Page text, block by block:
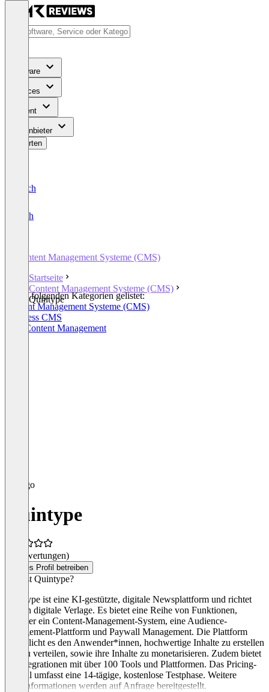
Software
Services
Content
Für Anbieter
Bewerten
Deutsch
English
Content Management Systeme (CMS)
Startseite
Content Management Systeme (CMS)
Quintype
In den folgenden Kategorien gelistet:
Content Management Systeme (CMS)
Headless CMS
Web Content Management
Quintype
(0 Bewertungen)
Dieses Profil betreiben
Was ist Quintype?
Quintype ist eine KI-gestützte, digitale Newsplattform und richtet
sich an digitale Verlage. Es bietet eine Reihe von Funktionen,
darunter ein Content-Management-System, eine Audience-
Engagement-Plattform und Paywall Management. Die Plattform
ermöglicht es den Anwender*innen, hochwertige Inhalte zu erstellen
und zu verteilen, sowie ihre Inhalte zu monetarisieren. Zudem bietet
sie Integrationen mit über 100 Tools und Plattformen. Das Pricing-
Modell umfasst eine 14-tägige, kostenlose Testphase. Weitere
Preisinformationen werden auf Anfrage bereitgestellt.